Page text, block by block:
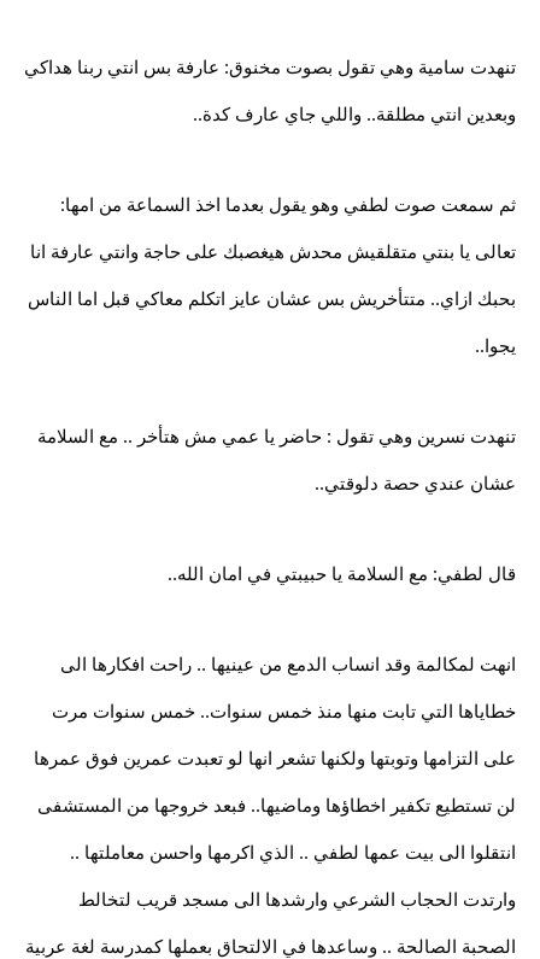
تنهدت سامية وهي تقول بصوت مخنوق: عارفة بس انتي ربنا هداكي
وبعدين انتي مطلقة.. واللي جاي عارف كدة..
ثم سمعت صوت لطفي وهو يقول بعدما اخذ السماعة من امها:
تعالى يا بنتي متقلقيش محدش هيغصبك على حاجة وانتي عارفة انا
بحبك ازاي.. متتأخريش بس عشان عايز اتكلم معاكي قبل اما الناس
يجوا..
تنهدت نسرين وهي تقول : حاضر يا عمي مش هتأخر .. مع السلامة
عشان عندي حصة دلوقتي..
قال لطفي: مع السلامة يا حبيبتي في امان الله..
انهت لمكالمة وقد انساب الدمع من عينيها .. راحت افكارها الى
خطاياها التي تابت منها منذ خمس سنوات.. خمس سنوات مرت
على التزامها وتوبتها ولكنها تشعر انها لو تعبدت عمرين فوق عمرها
لن تستطيع تكفير اخطاؤها وماضيها.. فبعد خروجها من المستشفى
انتقلوا الى بيت عمها لطفي .. الذي اكرمها واحسن معاملتها ..
وارتدت الحجاب الشرعي وارشدها الى مسجد قريب لتخالط
الصحبة الصالحة .. وساعدها في الالتحاق بعملها كمدرسة لغة عربية